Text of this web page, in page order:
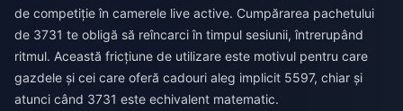
de competiție în camerele live active. Cumpărarea pachetului
de 3731 te obligă să reîncarci în timpul sesiunii, întrerupând
ritmul. Această fricțiune de utilizare este motivul pentru care
gazdele și cei care oferă cadouri aleg implicit 5597, chiar și
atunci când 3731 este echivalent matematic.